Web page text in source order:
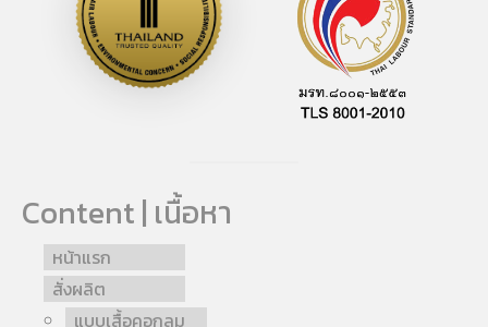
Content | เนื้อหา
หน้าแรก
สั่งผลิต
แบบเสื้อคอกลม